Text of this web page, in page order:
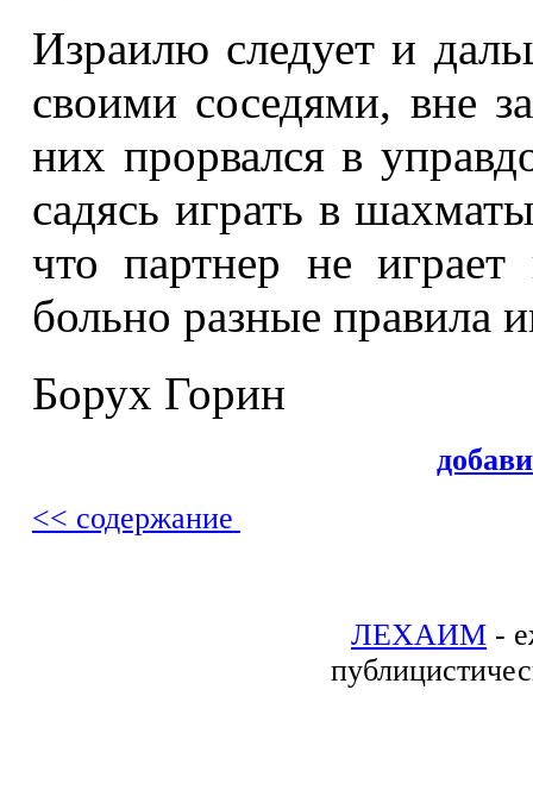
Израилю следует и
своими соседями, вне
них прорвался в
садясь играть в
что парт­нер не
больно разные правила
Борух Горин
<< содержание
ЛЕХАИМ -